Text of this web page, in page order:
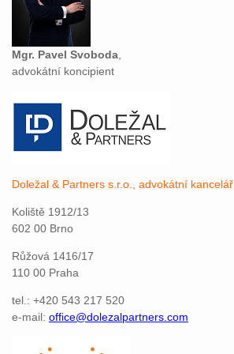
Mgr. Pavel Svoboda
advokátní koncipient
Doležal & Partners s.r.o., advokátní kancelář
Koliště 1912/13
602 00 Brno
Růžová 1416/17
110 00 Praha
tel.: +420 543 217 520
e-mail: office@dolezalpartners.com